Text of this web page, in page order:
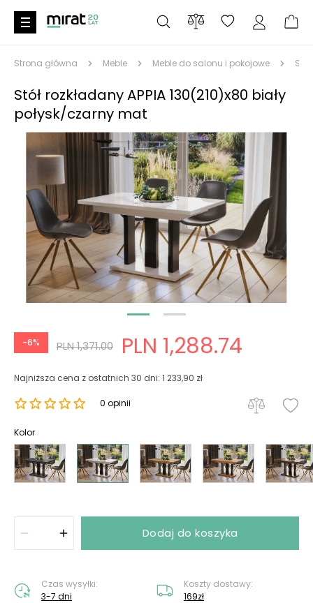
Strona główna Meble Meble do salonu i pokojowe
Stół rozkładany APPIA 130(210)x80 biały
połysk/czarny mat
-6% PLN 1,371.00 PLN 1,288.74
Najniższa cena z ostatnich 30 dni: 1 233,90 zł
0 opinii
Kolor
Dodaj do koszyka
Czas wysyłki:
3-7 dni
Koszty dostawy:
169zł